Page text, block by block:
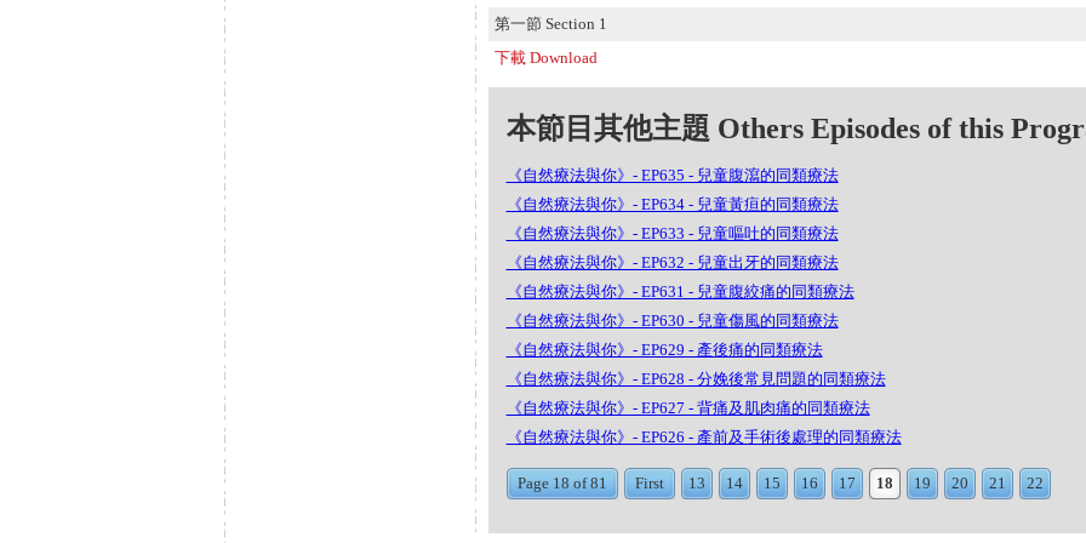
第一節 Section 1
下載 Download
本節目其他主題 Others Episodes of this
《自然療法與你》- EP635 - 兒童腹瀉的同類療法
《自然療法與你》- EP634 - 兒童黃疸的同類療法
《自然療法與你》- EP633 - 兒童嘔吐的同類療法
《自然療法與你》- EP632 - 兒童出牙的同類療法
《自然療法與你》- EP631 - 兒童腹絞痛的同類療法
《自然療法與你》- EP630 - 兒童傷風的同類療法
《自然療法與你》- EP629 - 產後痛的同類療法
《自然療法與你》- EP628 - 分娩後常見問題的同類療法
《自然療法與你》- EP627 - 背痛及肌肉痛的同類療法
《自然療法與你》- EP626 - 產前及手術後處理的同類療法
Page 18 of 81 First 13 14 15 16 17 18 19 20 21 22